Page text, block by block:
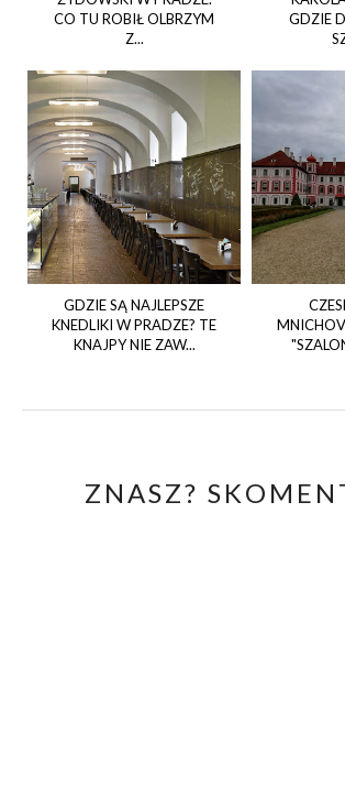
CO TU ROBIŁ OLBRZYM
Z...
GDZIE
GDZIE SĄ NAJLEPSZE
KNEDLIKI W PRADZE? TE
KNAJPY NIE ZAW...
ZNASZ?